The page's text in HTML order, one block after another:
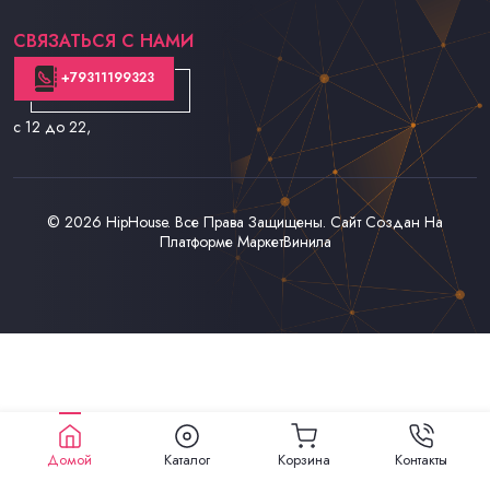
СВЯЗАТЬСЯ С НАМИ
+79311199323
с 12 до 22,
© 2026 HipHouse. Все Права Защищены. Сайт Создан На
Платформе МаркетВинила
Домой Каталог Корзина Контакты